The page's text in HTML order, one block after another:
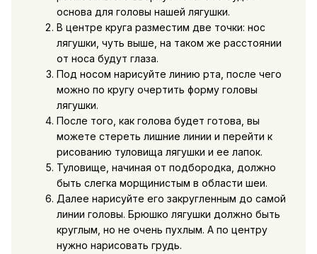
основа для головы нашей лягушки.
В центре круга разместим две точки: нос
лягушки, чуть выше, на таком же расстоянии
от носа будут глаза.
Под носом нарисуйте линию рта, после чего
можно по кругу очертить форму головы
лягушки.
После того, как голова будет готова, вы
можете стереть лишние линии и перейти к
рисованию туловища лягушки и ее лапок.
Туловище, начиная от подбородка, должно
быть слегка морщинистым в области шеи.
Далее нарисуйте его закругленным до самой
линии головы. Брюшко лягушки должно быть
круглым, но не очень пухлым. А по центру
нужно нарисовать грудь.